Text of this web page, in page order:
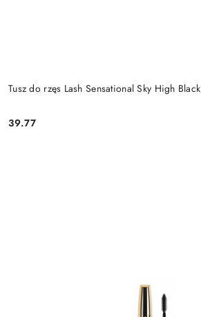
Tusz do rzęs Lash Sensational Sky High Black
Cena:
39.77